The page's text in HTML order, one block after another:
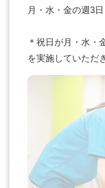
月・水・金の週3日
＊祝日が月・水・
を実施していただ